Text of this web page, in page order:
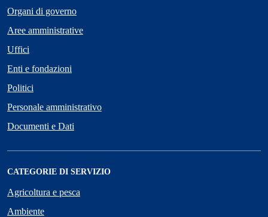
Organi di governo
Aree amministrative
Uffici
Enti e fondazioni
Politici
Personale amministrativo
Documenti e Dati
CATEGORIE DI SERVIZIO
Agricoltura e pesca
Ambiente